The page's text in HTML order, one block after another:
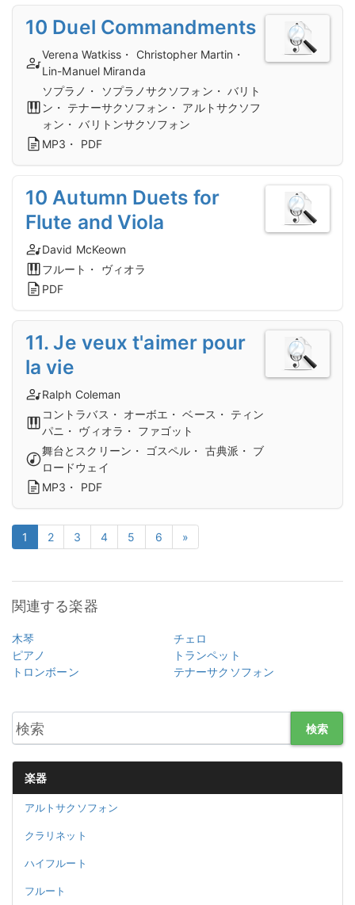
10 Duel Commandments
Verena Watkiss・ Christopher Martin・
Lin-Manuel Miranda
ソプラノ・ ソプラノサクソフォン・ バリト
ン・ テナーサクソフォン・ アルトサクソフ
ォン・ バリトンサクソフォン
MP3・ PDF
10 Autumn Duets for
Flute and Viola
David McKeown
フルート・ ヴィオラ
PDF
11. Je veux t'aimer pour
la vie
Ralph Coleman
コントラバス・ オーボエ・ ベース・ ティン
パニ・ ヴィオラ・ ファゴット
舞台とスクリーン・ ゴスペル・ 古典派・ ブ
ロードウェイ
MP3・ PDF
1 2 3 4 5 6 »
関連する楽器
木琴
チェロ
ピアノ
トランペット
トロンボーン
テナーサクソフォン
検索
楽器
アルトサクソフォン
クラリネット
ハイフルート
フルート